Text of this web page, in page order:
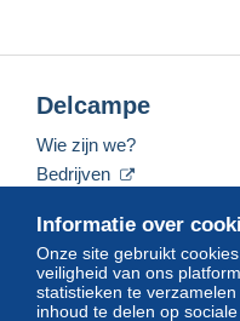
Informatie over
Onze site gebruikt
veiligheid van ons
statistieken te
inhoud te delen op sociale
Delcampe
Wie zijn we?
Bedrijven
Neem contact met ons op